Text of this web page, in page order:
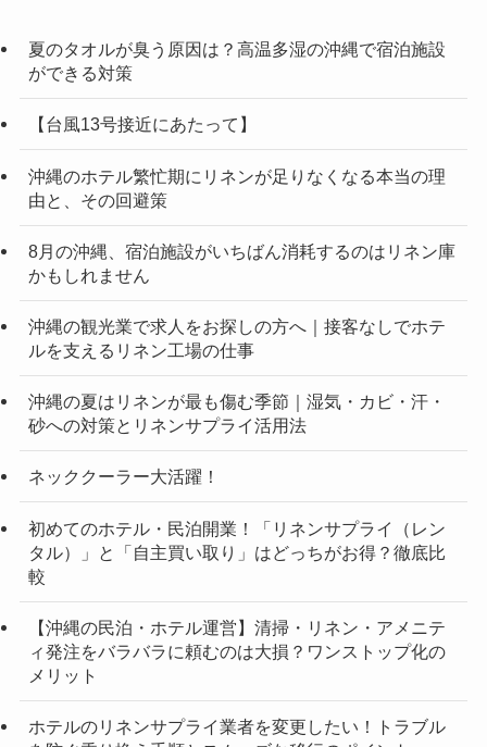
夏のタオルが臭う原因は？高温多湿の沖縄で宿泊施設
ができる対策
【台風13号接近にあたって】
沖縄のホテル繁忙期にリネンが足りなくなる本当の理
由と、その回避策
8月の沖縄、宿泊施設がいちばん消耗するのはリネン庫
かもしれません
沖縄の観光業で求人をお探しの方へ｜接客なしでホテ
ルを支えるリネン工場の仕事
沖縄の夏はリネンが最も傷む季節｜湿気・カビ・汗・
砂への対策とリネンサプライ活用法
ネッククーラー大活躍！
初めてのホテル・民泊開業！「リネンサプライ（レン
タル）」と「自主買い取り」はどっちがお得？徹底比
較
【沖縄の民泊・ホテル運営】清掃・リネン・アメニテ
ィ発注をバラバラに頼むのは大損？ワンストップ化の
メリット
ホテルのリネンサプライ業者を変更したい！トラブル